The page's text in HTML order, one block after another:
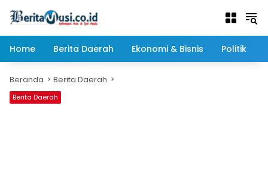
Home
Berita Daerah Ekonomi & Bisnis Politik
Beranda Berita Daerah
Berita Daerah